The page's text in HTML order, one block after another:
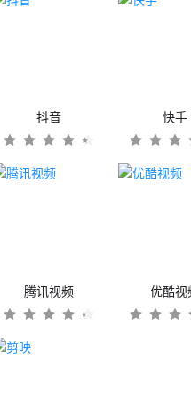
抖音 快手
腾讯视频 优酷视